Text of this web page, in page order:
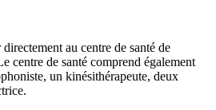
au centre de santé de
centre de santé comprend également
un kinésithérapeute, deux